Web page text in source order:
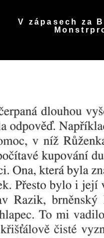
V zápasech za